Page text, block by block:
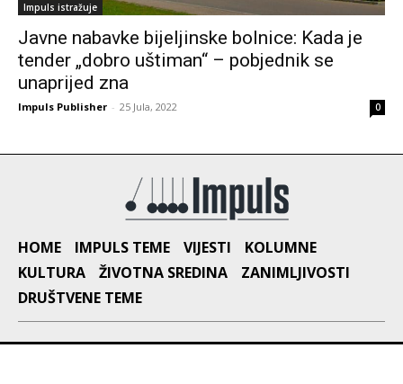
Impuls istražuje
Javne nabavke bijeljinske bolnice: Kada je
tender „dobro uštiman“ – pobjednik se
unaprijed zna
Impuls Publisher - 25 Jula, 2022 0
HOME IMPULS TEME VIJESTI
KOLUMNE
KULTURA
ŽIVOTNA SREDINA
ZANIMLJIVOSTI
DRUŠTVENE TEME